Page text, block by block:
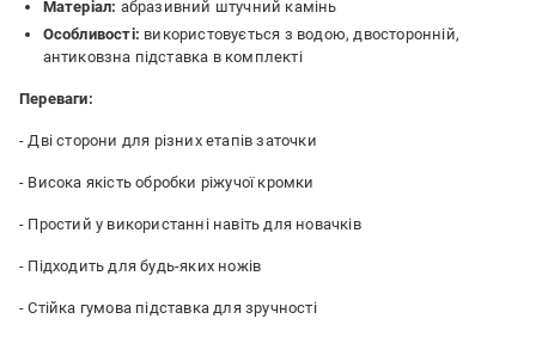
Матеріал: абразивний штучний камінь
Особливості: використовується з водою, двосторонній,
антиковзна підставка в комплекті
Переваги:
- Дві сторони для різних етапів заточки
- Висока якість обробки ріжучої кромки
- Простий у використанні навіть для новачків
- Підходить для будь-яких ножів
- Стійка гумова підставка для зручності